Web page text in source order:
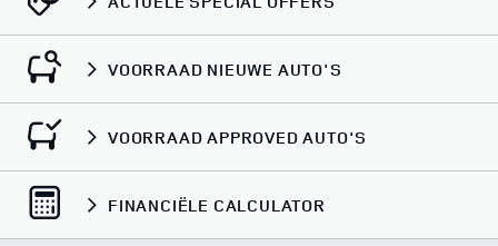
VOORRAAD NIEUWE AUTO'S
VOORRAAD APPROVED AUTO'S
FINANCIËLE CALCULATOR